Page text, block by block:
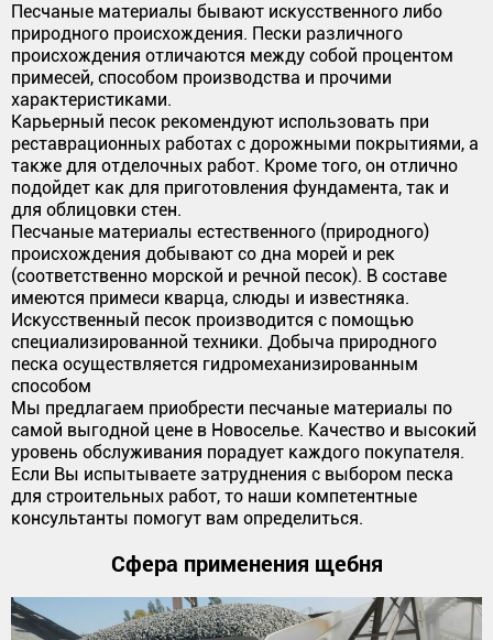
Песчаные материалы бывают искусственного либо
природного происхождения. Пески различного
происхождения отличаются между собой процентом
примесей, способом производства и прочими
характеристиками.
Карьерный песок рекомендуют использовать при
реставрационных работах с дорожными покрытиями, а
также для отделочных работ. Кроме того, он отлично
подойдет как для приготовления фундамента, так и
для облицовки стен.
Песчаные материалы естественного (природного)
происхождения добывают со дна морей и рек
(соответственно морской и речной песок). В составе
имеются примеси кварца, слюды и известняка.
Искусственный песок производится с помощью
специализированной техники. Добыча природного
песка осуществляется гидромеханизированным
способом
Мы предлагаем приобрести песчаные материалы по
самой выгодной цене в Новоселье. Качество и высокий
уровень обслуживания порадует каждого покупателя.
Если Вы испытываете затруднения с выбором песка
для строительных работ, то наши компетентные
консультанты помогут вам определиться.
Сфера применения щебня